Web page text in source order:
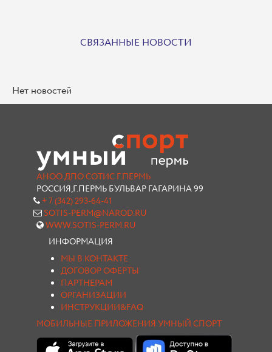
СВЯЗАННЫЕ НОВОСТИ
Нет новостей
АНОО ДПО СОТИС Г.ПЕРМЬ
РОССИЯ,Г.ПЕРМЬ БУЛЬВАР ГАГАРИНА 99
+ 7 (342) 293-64-41
SOTIS-PERM@NAROD.RU
WWW.SOTIS-PERM.RU
ИНФОРМАЦИЯ
МЫ В КОНТАКТЕ
ДОГОВОР ОФЕРТЫ
ПАРТНЕРАМ
ОРГАНИЗАЦИИ
ИНСТРУКЦИИ&FAQ
МОБИЛЬНЫЕ ПРИЛОЖЕНИЯ УМНЫЙ СПОРТ